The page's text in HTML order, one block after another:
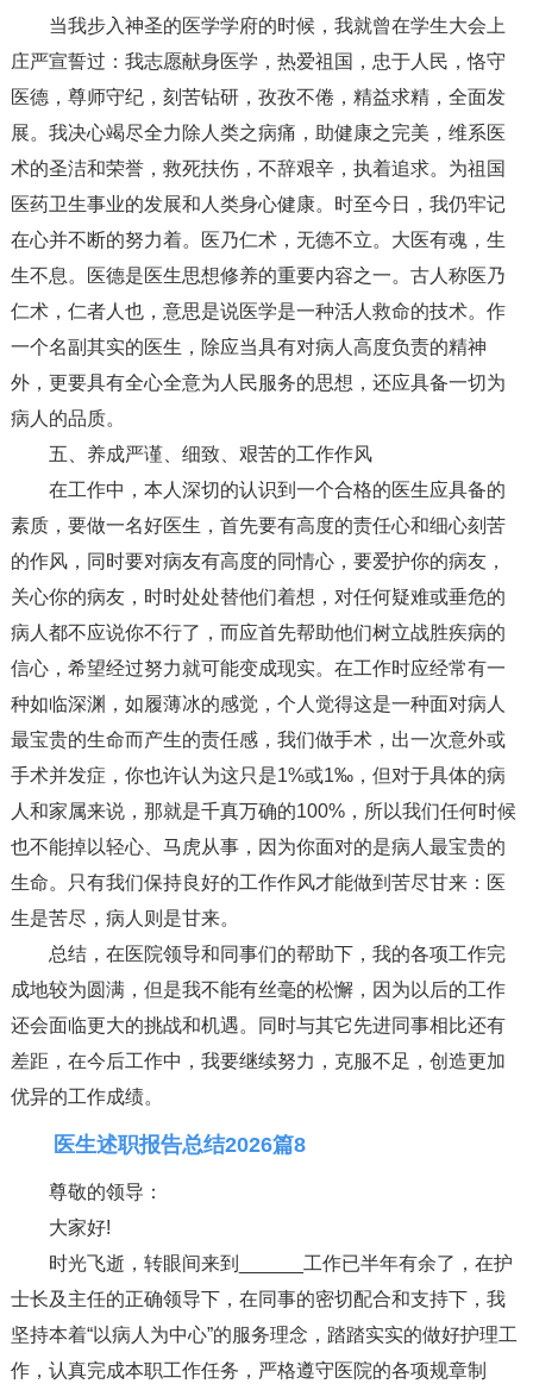
当我步入神圣的医学学府的时候，我就曾在学生大会上
庄严宣誓过：我志愿献身医学，热爱祖国，忠于人民，恪守
医德，尊师守纪，刻苦钻研，孜孜不倦，精益求精，全面发
展。我决心竭尽全力除人类之病痛，助健康之完美，维系医
术的圣洁和荣誉，救死扶伤，不辞艰辛，执着追求。为祖国
医药卫生事业的发展和人类身心健康。时至今日，我仍牢记
在心并不断的努力着。医乃仁术，无德不立。大医有魂，生
生不息。医德是医生思想修养的重要内容之一。古人称医乃
仁术，仁者人也，意思是说医学是一种活人救命的技术。作
一个名副其实的医生，除应当具有对病人高度负责的精神
外，更要具有全心全意为人民服务的思想，还应具备一切为
病人的品质。
五、养成严谨、细致、艰苦的工作作风
在工作中，本人深切的认识到一个合格的医生应具备的
素质，要做一名好医生，首先要有高度的责任心和细心刻苦
的作风，同时要对病友有高度的同情心，要爱护你的病友，
关心你的病友，时时处处替他们着想，对任何疑难或垂危的
病人都不应说你不行了，而应首先帮助他们树立战胜疾病的
信心，希望经过努力就可能变成现实。在工作时应经常有一
种如临深渊，如履薄冰的感觉，个人觉得这是一种面对病人
最宝贵的生命而产生的责任感，我们做手术，出一次意外或
手术并发症，你也许认为这只是1%或1‰，但对于具体的病
人和家属来说，那就是千真万确的100%，所以我们任何时候
也不能掉以轻心、马虎从事，因为你面对的是病人最宝贵的
生命。只有我们保持良好的工作作风才能做到苦尽甘来：医
生是苦尽，病人则是甘来。
总结，在医院领导和同事们的帮助下，我的各项工作完
成地较为圆满，但是我不能有丝毫的松懈，因为以后的工作
还会面临更大的挑战和机遇。同时与其它先进同事相比还有
差距，在今后工作中，我要继续努力，克服不足，创造更加
优异的工作成绩。
医生述职报告总结2026篇8
尊敬的领导：
大家好!
时光飞逝，转眼间来到______工作已半年有余了，在护
士长及主任的正确领导下，在同事的密切配合和支持下，我
坚持本着“以病人为中心”的服务理念，踏踏实实的做好护理工
作，认真完成本职工作任务，严格遵守医院的各项规章制